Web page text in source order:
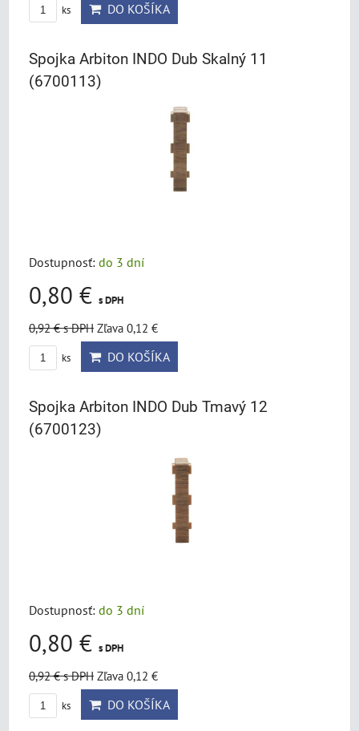
ks DO KOŠÍKA
Spojka Arbiton INDO Dub Skalný 11
(6700113)
Dostupnosť: do 3 dní
0,80 € s DPH
0,92 €s DPH Zľava 0,12 €
ks DO KOŠÍKA
Spojka Arbiton INDO Dub Tmavý 12
(6700123)
Dostupnosť: do 3 dní
0,80 € s DPH
0,92 €s DPH Zľava 0,12 €
ks DO KOŠÍKA